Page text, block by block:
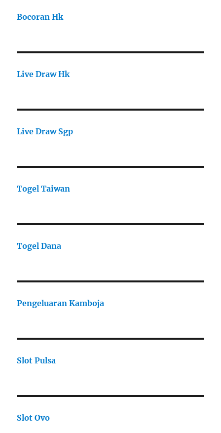
Bocoran Hk
Live Draw Hk
Live Draw Sgp
Togel Taiwan
Togel Dana
Pengeluaran Kamboja
Slot Pulsa
Slot Ovo